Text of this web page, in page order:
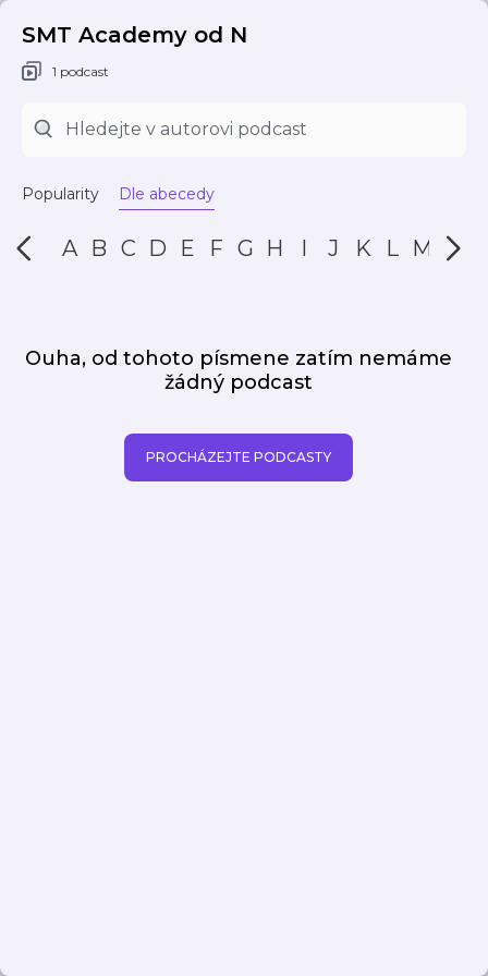
SMT Academy od N
1 podcast
Popularity Dle abecedy
A B C D E F G H I J K L M N
Ouha, od tohoto písmene zatím nemáme
žádný podcast
PROCHÁZEJTE PODCASTY